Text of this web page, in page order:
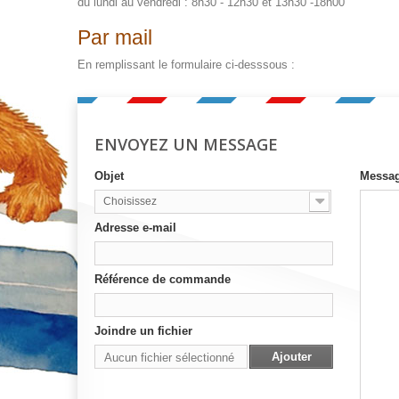
Par mail
En remplissant le formulaire ci-desssous :
ENVOYEZ UN MESSAGE
Objet
Choisissez
Adresse e-mail
Référence de commande
Joindre un fichier
Aucun fichier sélectionné
Ajouter